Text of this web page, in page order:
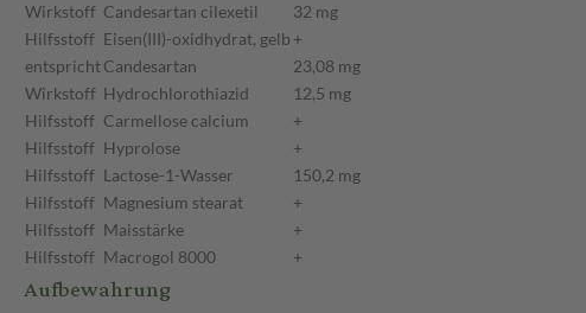
Wirkstoff Candesartan cilexetil
32 mg
Hilfsstoff Eisen(III)-oxidhydrat, gelb +
entsprichtCandesartan
23,08 mg
Wirkstoff Hydrochlorothiazid
12,5 mg
Hilfsstoff Carmellose calcium
+
Hilfsstoff Hyprolose
+
Hilfsstoff Lactose-1-Wasser
150,2 mg
Hilfsstoff Magnesium stearat
+
Hilfsstoff Maisstärke
+
Hilfsstoff Macrogol 8000 +
Aufbewahrung